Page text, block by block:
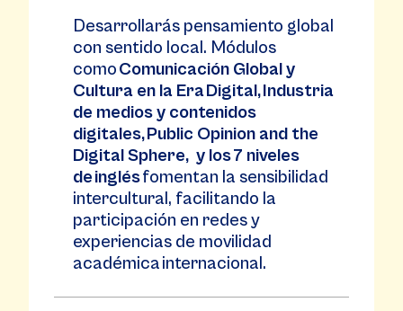
Desarrollarás pensamiento global
con sentido local. Módulos
comoComunicación Global y
Cultura en la Era Digital, Industria
de medios y contenidos
digitales, Public Opinion and the
Digital Sphere, y los 7 niveles
de inglésfomentan la sensibilidad
intercultural, facilitando la
participación en redes y
experiencias de movilidad
académica internacional.